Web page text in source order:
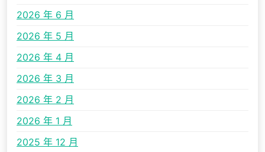
2026 年 6 月
2026 年 5 月
2026 年 4 月
2026 年 3 月
2026 年 2 月
2026 年 1 月
2025 年 12 月